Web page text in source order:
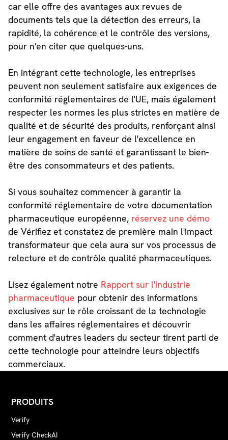
car elle offre des avantages aux revues de
documents tels que la détection des erreurs, la
rapidité, la cohérence et le contrôle des versions,
pour n'en citer que quelques-uns.
En intégrant cette technologie, les entreprises
peuvent non seulement satisfaire aux exigences de
conformité réglementaires de l'UE, mais également
respecter les normes les plus strictes en matière de
qualité et de sécurité des produits, renforçant ainsi
leur engagement en faveur de l'excellence en
matière de soins de santé et garantissant le bien-
être des consommateurs et des patients.
Si vous souhaitez commencer à garantir la
conformité réglementaire de votre documentation
pharmaceutique européenne, réservez une démo
de Vérifiez et constatez de première main l'impact
transformateur que cela aura sur vos processus de
relecture et de contrôle qualité pharmaceutiques.
Lisez également notre Rapport sur l'industrie
pharmaceutique pour obtenir des informations
exclusives sur le rôle croissant de la technologie
dans les affaires réglementaires et découvrir
comment d'autres leaders du secteur tirent parti de
cette technologie pour atteindre leurs objectifs
commerciaux.
PRODUITS
Verify
Verify CheckAI